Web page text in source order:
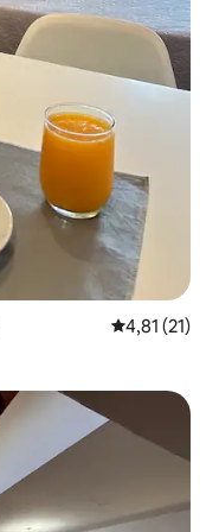
4,81 de uma
4,81 (21)